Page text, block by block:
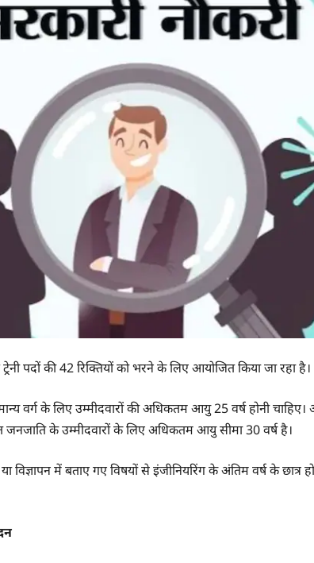
पदों की 42 रिक्तियों को भरने के लिए आयोजित किया जा रहा है।
वर्ग के लिए उम्मीदवारों की अधिकतम आयु 25 वर्ष होनी चाहिए।
के उम्मीदवारों के लिए अधिकतम आयु सीमा 30 वर्ष है।
विज्ञापन में बताए गए विषयों से इंजीनियरिंग के अंतिम वर्ष के छात्र